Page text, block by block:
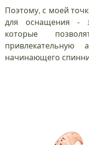
Поэтому, с моей
для оснащения -
которые
начинающего